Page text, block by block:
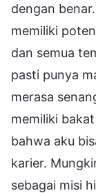
dengan
memiliki
dan semua
pasti punya
merasa
memiliki
bahwa aku
karier.
sebagai misi